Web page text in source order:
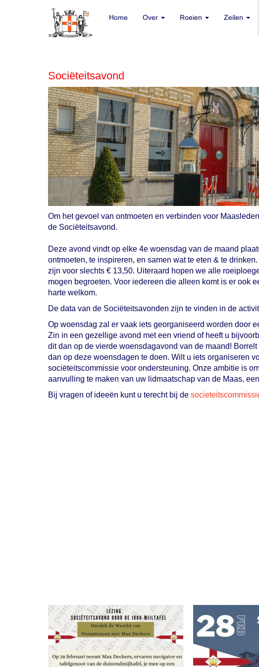
Home Over Roeien Zeilen
Home Over Roeien Zeilen
Sociëteitsavond
Om het gevoel van ontmoeten en verbinden voor
de Sociëteitsavond.
Deze avond vindt op elke 4e woensdag van de maand
ontmoeten, te inspireren, en samen wat te eten & te
zijn voor slechts € 13,50. Uiteraard hopen we alle
mogen begroeten. Voor iedereen die alleen komt is er ook
harte welkom.
De data van de Sociëteitsavonden zijn te vinden in de
Op woensdag zal er vaak iets georganiseerd worden door
Zin in een gezellige avond met een vriend of heeft u
dit dan op de vierde woensdagavond van de maand!
dan op deze woensdagen te doen. Wilt u iets organiseren
sociëteitscommissie voor ondersteuning. Onze ambitie is
aanvulling te maken van uw lidmaatschap van de Maas,
Bij vragen of ideeën kunt u terecht bij de